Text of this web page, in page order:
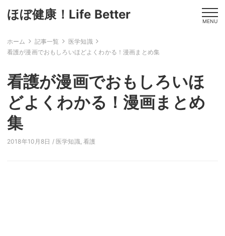
ほぼ健康！Life Better MENU
ホーム 記事一覧
医学知識
看護が漫画でおもしろいほどよくわかる！漫画まとめ集
看護が漫画でおもしろいほ
どよくわかる！漫画まとめ
集
2018年10月8日 / 医学知識,看護